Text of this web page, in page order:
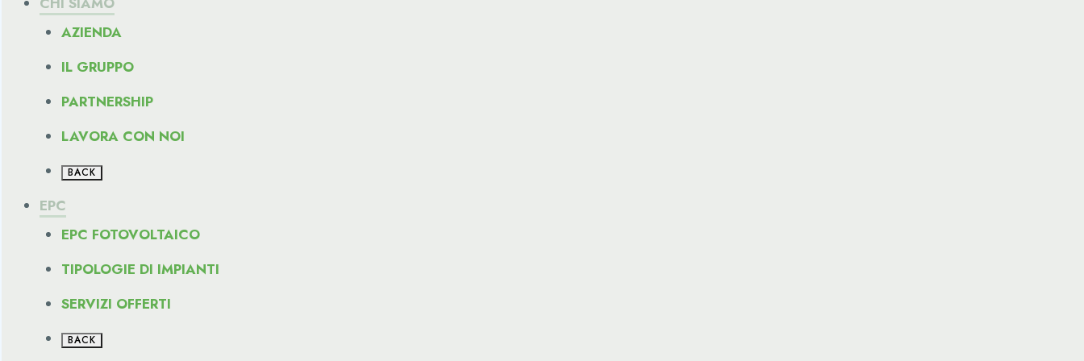
AZIENDA
IL GRUPPO
PARTNERSHIP
LAVORA CON NOI
BACK
EPC
EPC FOTOVOLTAICO
TIPOLOGIE DI IMPIANTI
SERVIZI OFFERTI
BACK